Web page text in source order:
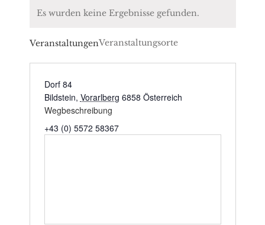
Es wurden keine Ergebnisse gefunden.
VeranstaltungenVeranstaltungsorte
Dorf 84
Bildstein, Vorarlberg 6858 Österreich
Wegbeschreibung
+43 (0) 5572 58367